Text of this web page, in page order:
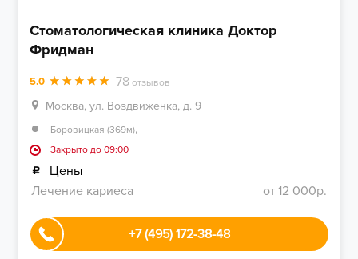
Стоматологическая клиника Доктор
Фридман
5.0 78 отзывов
Москва, ул. Воздвиженка, д. 9
Боровицкая (369м),
Закрыто до 09:00
Цены
Лечение кариеса
от 12 000р.
+7 (495) 172-38-48